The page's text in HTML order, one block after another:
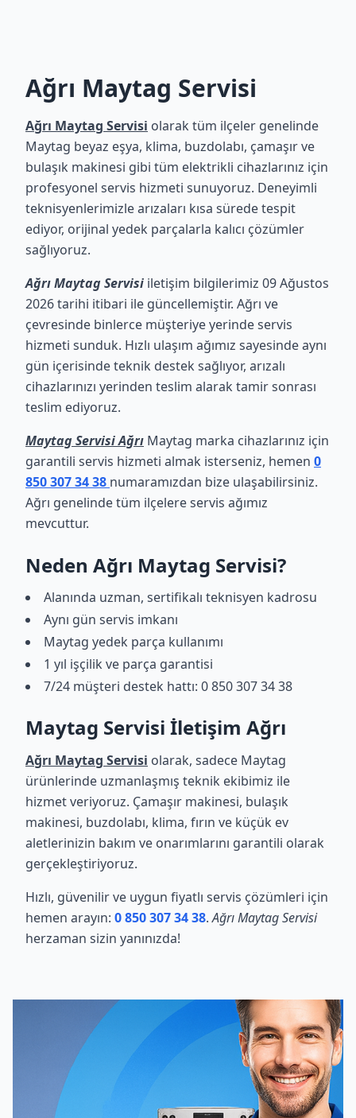
Ağrı Maytag Servisi
Ağrı Maytag Servisi olarak tüm ilçeler genelinde
Maytag beyaz eşya, klima, buzdolabı, çamaşır ve
bulaşık makinesi gibi tüm elektrikli cihazlarınız için
profesyonel servis hizmeti sunuyoruz. Deneyimli
teknisyenlerimizle arızaları kısa sürede tespit
ediyor, orijinal yedek parçalarla kalıcı çözümler
sağlıyoruz.
Ağrı Maytag Servisi iletişim bilgilerimiz 09 Ağustos
2026 tarihi itibari ile güncellemiştir. Ağrı ve
çevresinde binlerce müşteriye yerinde servis
hizmeti sunduk. Hızlı ulaşım ağımız sayesinde aynı
gün içerisinde teknik destek sağlıyor, arızalı
cihazlarınızı yerinden teslim alarak tamir sonrası
teslim ediyoruz.
Maytag Servisi Ağrı Maytag marka cihazlarınız için
garantili servis hizmeti almak isterseniz, hemen 0
850 307 34 38 numaramızdan bize ulaşabilirsiniz.
Ağrı genelinde tüm ilçelere servis ağımız
mevcuttur.
Neden Ağrı Maytag Servisi?
Alanında uzman, sertifikalı teknisyen kadrosu
Aynı gün servis imkanı
Maytag yedek parça kullanımı
1 yıl işçilik ve parça garantisi
7/24 müşteri destek hattı: 0 850 307 34 38
Maytag Servisi İletişim Ağrı
Ağrı Maytag Servisi olarak, sadece Maytag
ürünlerinde uzmanlaşmış teknik ekibimiz ile
hizmet veriyoruz. Çamaşır makinesi, bulaşık
makinesi, buzdolabı, klima, fırın ve küçük ev
aletlerinizin bakım ve onarımlarını garantili olarak
gerçekleştiriyoruz.
Hızlı, güvenilir ve uygun fiyatlı servis çözümleri için
hemen arayın: 0 850 307 34 38.Ağrı Maytag Servisi
herzaman sizin yanınızda!